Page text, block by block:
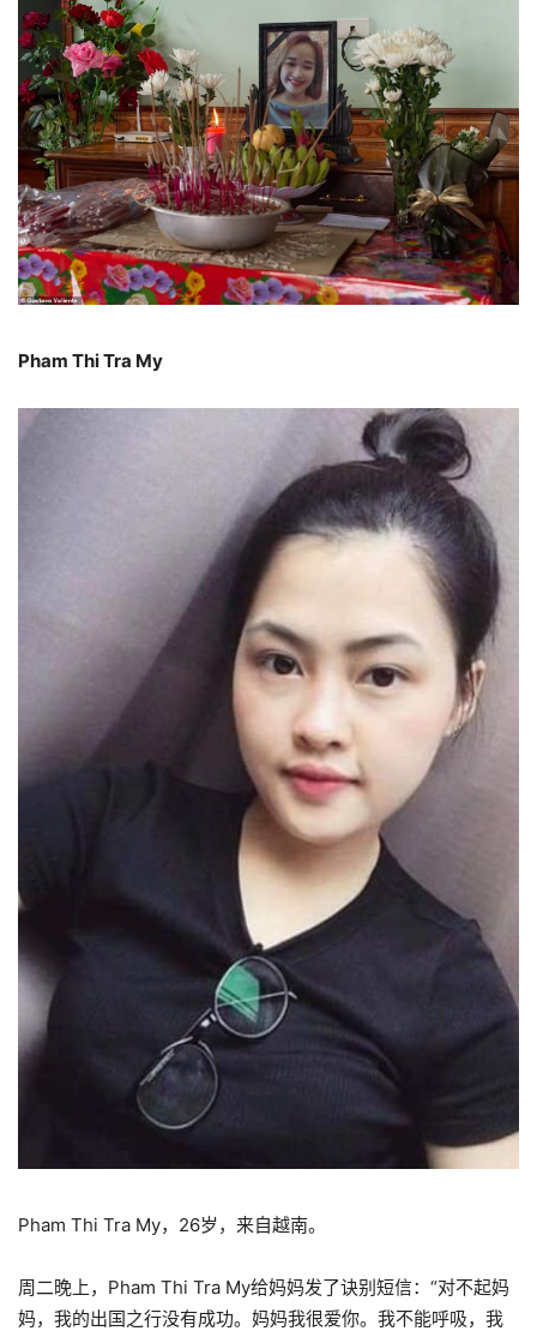
Pham Thi Tra My
Pham Thi Tra My，26岁，来自越南。
周二晚上，Pham Thi Tra My给妈妈发了诀别短信：“对不起妈
妈，我的出国之行没有成功。妈妈我很爱你。我不能呼吸，我